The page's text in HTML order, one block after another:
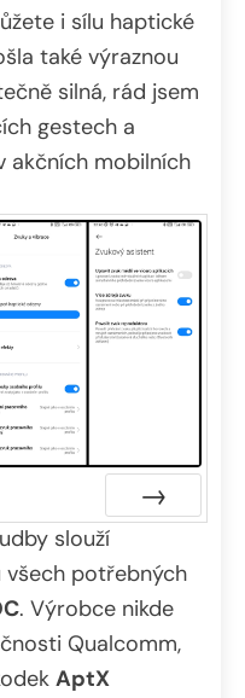
i sílu haptické
také výraznou
silná, rád jsem
gestech a
akčních mobilních
slouží
potřebných
. Výrobce nikde
Qualcomm,
AptX